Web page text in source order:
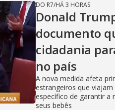
DO R7/HÁ 3 HORAS
Donald
documento
cidadania
no país
A nova medida afeta
estrangeiros que
específico de garantir a
seus bebês